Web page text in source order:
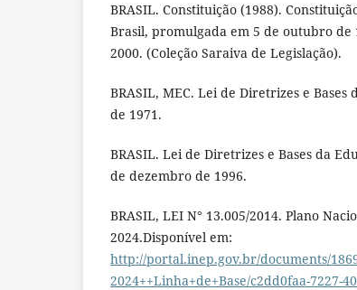
BRASIL. Constituição (1988).
Brasil, promulgada em 5 de outubro de
2000. (Coleção Saraiva de Legislação).
BRASIL, MEC. Lei de Diretrizes e Bases
de 1971.
BRASIL. Lei de Diretrizes e Bases da
de dezembro de 1996.
BRASIL, LEI N° 13.005/2014. Plano
2024.Disponível em:
http://portal.inep.gov.br/documents/
2024++Linha+de+Base/c2dd0faa-7227-